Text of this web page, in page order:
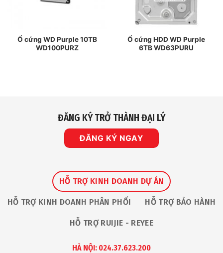
Ổ cứng WD Purple 10TB
WD100PURZ
Ổ cứng HDD WD Purple
6TB WD63PURU
ĐĂNG KÝ TRỞ THÀNH ĐẠI LÝ
ĐĂNG KÝ NGAY
HỖ TRỢ KINH DOANH DỰ ÁN
HỖ TRỢ KINH DOANH PHÂN PHỐI HỖ TRỢ BẢO HÀNH
HỖ TRỢ RUIJIE - REYEE
HÀ NỘI: 024.37.623.200